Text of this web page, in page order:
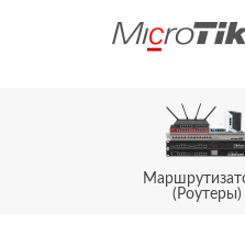
(Роутеры)